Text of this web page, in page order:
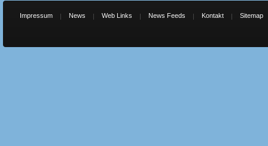
Impressum News Web Links News Feeds Kontakt Sitemap